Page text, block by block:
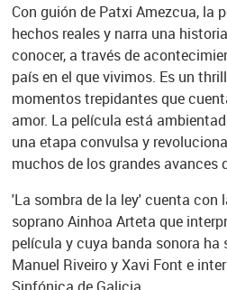
Con guión de Patxi Amezcua, la
hechos reales y narra una
conocer, a través de
país en el que vivimos. Es un
momentos trepidantes que
amor. La película está
una etapa convulsa y
muchos de los grandes avances
'La sombra de la ley' cuenta con
soprano Ainhoa Arteta que
película y cuya banda sonora ha
Manuel Riveiro y Xavi Font e